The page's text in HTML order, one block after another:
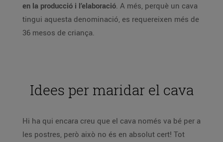
en la producció i l’elaboració. A més, perquè un cava
tingui aquesta denominació, es requereixen més de
36 mesos de criança.
Idees per maridar el cava
Hi ha qui encara creu que el cava només va bé per a
les postres, però això no és en absolut cert! Tot